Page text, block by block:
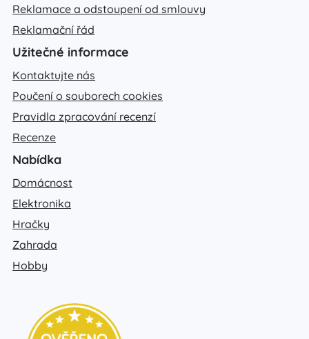
Reklamace a odstoupení od smlouvy
Reklamační řád
Užitečné informace
Kontaktujte nás
Poučení o souborech cookies
Pravidla zpracování recenzí
Recenze
Nabídka
Domácnost
Elektronika
Hračky
Zahrada
Hobby